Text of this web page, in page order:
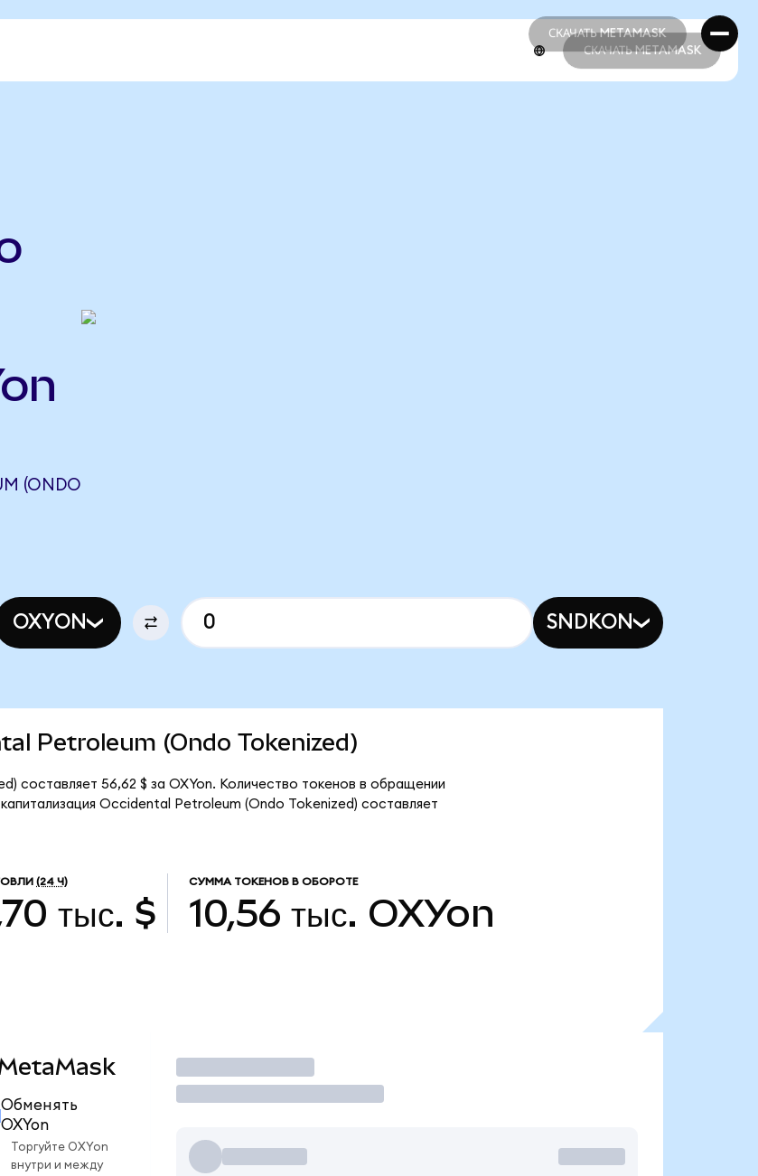
СКАЧАТЬ METAMASK
СКАЧАТЬ METAMASK
СКАЧАТЬ METAMASK
(ONDO
OXYON SNDKON
Petroleum (Ondo Tokenized)
составляет 56,62 $ за OXYon. Количество токенов в обращении
Occidental Petroleum (Ondo Tokenized) составляет
(24 Ч)
тыс. $
СУММА ТОКЕНОВ В ОБОРОТЕ
10,56 тыс. OXYon
MetaMask
Обменять
OXYon
Торгуйте OXYon
внутри и между
Торговать